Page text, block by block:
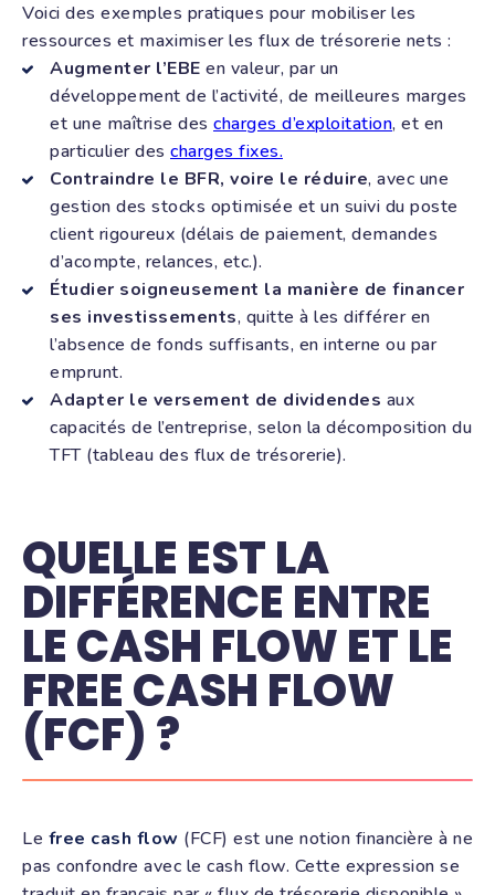
Voici des exemples pratiques pour mobiliser les
ressources et maximiser les flux de trésorerie nets :
Augmenter l’EBE en valeur, par un
développement de l’activité, de meilleures marges
et une maîtrise des charges d’exploitation, et en
particulier des charges fixes.
Contraindre le BFR, voire le réduire, avec une
gestion des stocks optimisée et un suivi du poste
client rigoureux (délais de paiement, demandes
d’acompte, relances, etc.).
Étudier soigneusement la manière de financer
ses investissements, quitte à les différer en
l’absence de fonds suffisants, en interne ou par
emprunt.
Adapter le versement de dividendes aux
capacités de l’entreprise, selon la décomposition du
TFT (tableau des flux de trésorerie).
QUELLE EST LA
DIFFÉRENCE ENTRE
LE CASH FLOW ET LE
FREE CASH FLOW
(FCF) ?
Le free cash flow (FCF) est une notion financière à ne
pas confondre avec le cash flow. Cette expression se